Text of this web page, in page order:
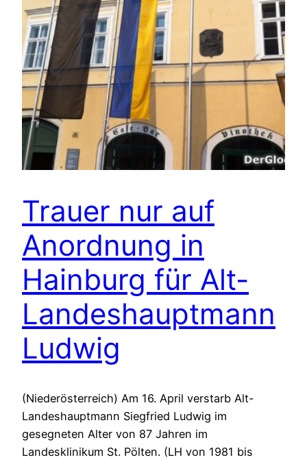
Trauer nur auf
Anordnung in
Hainburg für Alt-
Landeshauptmann
Ludwig
(Niederösterreich) Am 16. April verstarb Alt-
Landeshauptmann Siegfried Ludwig im
gesegneten Alter von 87 Jahren im
Landesklinikum St. Pölten. (LH von 1981 bis